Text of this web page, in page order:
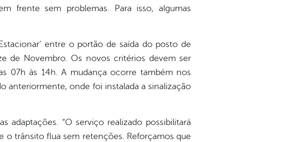
frente sem problemas. Para isso, algumas
entre o portão de saída do posto de
de Novembro. Os novos critérios devem ser
07h às 14h. A mudança ocorre também nos
anteriormente, onde foi instalada a sinalização
adaptações. “O serviço realizado possibilitará
trânsito flua sem retenções. Reforçamos que